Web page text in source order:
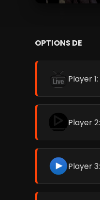
OPTIONS DE
Player 1:
Player 2:
Player 3: